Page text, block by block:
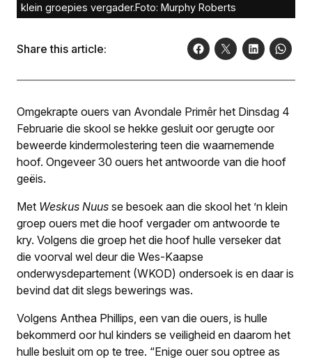
klein groepies vergader.Foto: Murphy Roberts
Share this article:
Omgekrapte ouers van Avondale Primêr het Dinsdag 4
Februarie die skool se hekke gesluit oor gerugte oor
beweerde kindermolestering teen die waarnemende
hoof. Ongeveer 30 ouers het antwoorde van die hoof
geëis.
Met Weskus Nuus se besoek aan die skool het ’n klein
groep ouers met die hoof vergader om antwoorde te
kry. Volgens die groep het die hoof hulle verseker dat
die voorval wel deur die Wes-Kaapse
onderwysdepartement (WKOD) ondersoek is en daar is
bevind dat dit slegs bewerings was.
Volgens Anthea Phillips, een van die ouers, is hulle
bekommerd oor hul kinders se veiligheid en daarom het
hulle besluit om op te tree. “Enige ouer sou optree as